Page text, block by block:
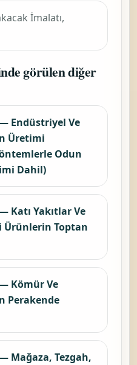
İmalatı,
görülen diğer
— Endüstriyel Ve
Üretimi
Odun
Dahil)
Katı Yakıtlar Ve
Toptan
— Kömür Ve
Perakende
Mağaza, Tezgah,